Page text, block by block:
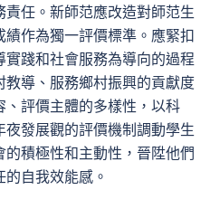
任。新師范應改造對師范生
作為獨一評價標準。應緊扣
踐和社會服務為導向的過程
導、服務鄉村振興的貢獻度
評價主體的多樣性，以科
發展觀的評價機制調動學生
積極性和主動性，晉陞他們
自我效能感。